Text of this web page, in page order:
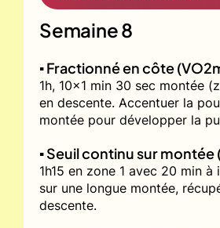
Semaine 8
▪️ Fractionné en côte
1h, 10x1 min 30 sec montée
en descente. Accentuer la
montée pour développer la
▪️ Seuil continu sur montée
1h15 en zone 1 avec 20 min à
sur une longue montée,
descente.